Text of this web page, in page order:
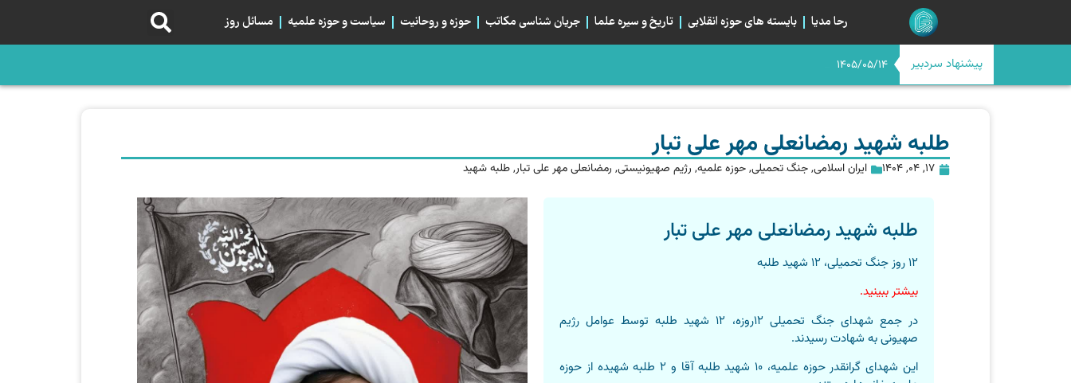
رحا مدیا بایسته های حوزه انقلابی تاریخ و سیره علما جریان شناسی مکاتب حوزه و روحانیت سیاست و حوزه علمیه مسائل روز
پیشنهاد سردبیر 1405/05/14
1405/05/12
طلبه شهید رمضانعلی مهر علی تبار
17, 04, 1404 ایران اسلامی,جنگ تحمیلی,حوزه علمیه, رژیم صهیونیستی, رمضانعلی مهر علی تبار,طلبه شهید
طلبه شهید رمضانعلی مهر علی تبار
۱۲ روز جنگ تحمیلی، ۱۲ شهید طلبه
بیشتر ببینید.
در جمع شهدای جنگ تحمیلی ۱۲روزه، ۱۲ شهید طلبه توسط عوامل رژیم
صهیونی به شهادت رسیدند.
این شهدای گرانقدر حوزه علمیه، ۱۰ شهید طلبه آقا و ۲ طلبه شهیده از حوزه